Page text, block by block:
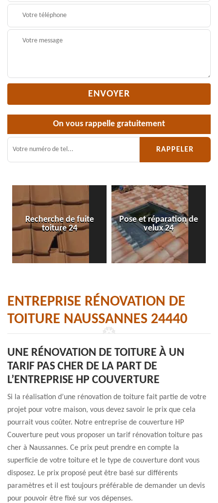
On vous rappelle gratuitement
Recherche de fuite
toiture 24
Pose et réparation de
velux 24
ENTREPRISE RÉNOVATION DE
TOITURE NAUSSANNES 24440
UNE RÉNOVATION DE TOITURE À UN
TARIF PAS CHER DE LA PART DE
L’ENTREPRISE HP COUVERTURE
Si la réalisation d’une rénovation de toiture fait partie de votre
projet pour votre maison, vous devez savoir le prix que cela
pourrait vous coûter. Notre entreprise de couverture HP
Couverture peut vous proposer un tarif rénovation toiture pas
cher à Naussannes. Ce prix peut prendre en compte la
superficie de votre toiture et le type de couverture dont vous
disposez. Le prix proposé peut être basé sur différents
paramètres et il est toujours préférable de demander un devis
pour pouvoir être fixé sur vos dépenses.